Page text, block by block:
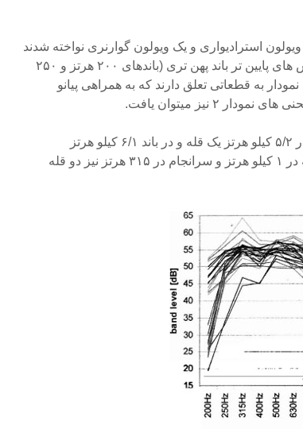
که با یک ویولون استرادیواری و یک ویولون گوارنری نواخته شدند
را نشان می دهد. در این نمودار، در فرکانس های پایین تر باند پهن تری (باندهای ۲۰۰ هرتز و ۲۵۰
به قطعاتی تعلق دارند که به همراهی پیانو
۲ نیز میتوان یافت.
سیر نزولی در ۴ کیلو هرتز آغاز می شود، در ۵/۲ کیلو هرتز یک قله و در باند ۶/۱ کیلو هرتز
فرورفتگی را مشاهده می کنیم، در حالیکه در ۱ کیلو هرتز و سرانجام در ۳۱۵ هرتز نیز دو قله